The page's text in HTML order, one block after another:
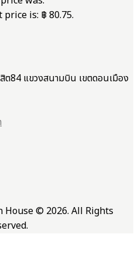
is: ฿ 80.75.
ต84 แขวงสนามบิน เขตดอนเมือง
© 2026. All Rights